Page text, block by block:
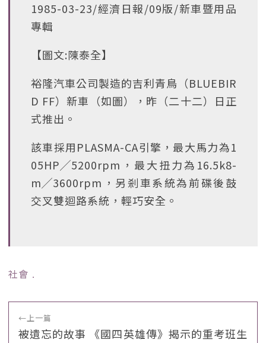
1985-03-23/經濟日報/09版/新車暨用品
專輯
【圖文:陳泰全】
裕隆汽車公司製造的吉利青鳥（BLUEBIR
D FF）新車（如圖），昨（二十二）日正
式推出。
該車採用PLASMA-CA引擎，最大馬力為1
05HP╱5200rpm，最大扭力為16.5k8-
m╱3600rpm，另剎車系統為前碟後鼓
交叉雙迴路系統，輕巧安全。
社會 ﹒
←上一篇
被遺忘的故事 《國四英雄傳》揭示的重考班生